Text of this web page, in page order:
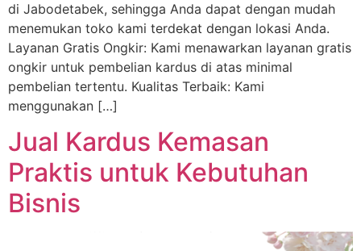
di Jabodetabek, sehingga Anda dapat dengan mudah
menemukan toko kami terdekat dengan lokasi Anda.
Layanan Gratis Ongkir: Kami menawarkan layanan gratis
ongkir untuk pembelian kardus di atas minimal
pembelian tertentu. Kualitas Terbaik: Kami
menggunakan […]
Jual Kardus Kemasan
Praktis untuk Kebutuhan
Bisnis